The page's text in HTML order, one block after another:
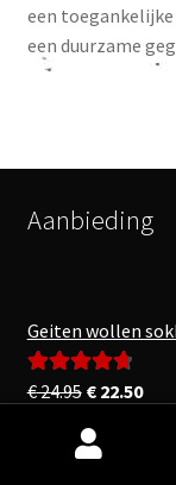
een
een duurzame
Aanbieding
Geiten wollen
Gewaardeerd
€24.95
was:
€22.50
Zoeken